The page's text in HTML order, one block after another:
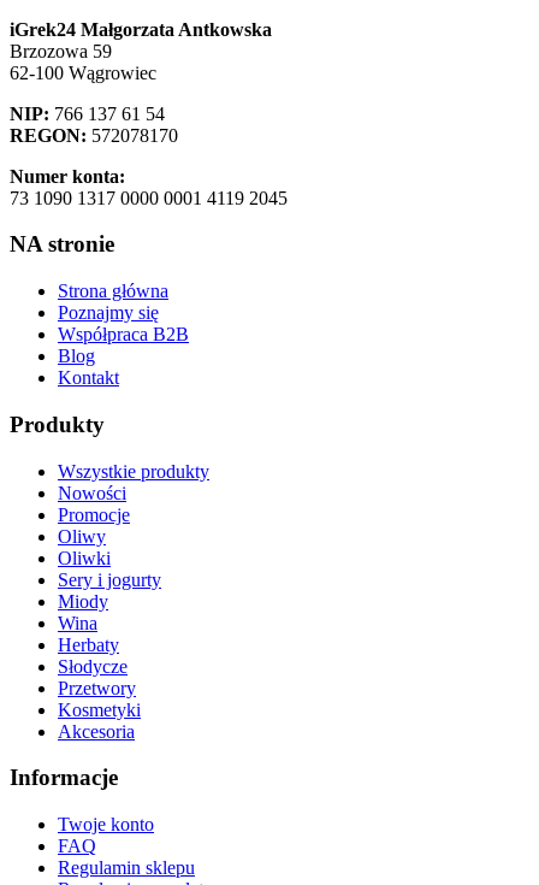
iGrek24 Małgorzata Antkowska
Brzozowa 59
62-100 Wągrowiec
NIP: 766 137 61 54
REGON: 572078170
Numer konta:
73 1090 1317 0000 0001 4119 2045
NA stronie
Strona główna
Poznajmy się
Współpraca B2B
Blog
Kontakt
Produkty
Wszystkie produkty
Nowości
Promocje
Oliwy
Oliwki
Sery i jogurty
Miody
Wina
Herbaty
Słodycze
Przetwory
Kosmetyki
Akcesoria
Informacje
Twoje konto
FAQ
Regulamin sklepu